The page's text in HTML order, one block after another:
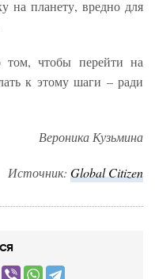
на планету, вредно для
том, чтобы перейти на
к этому шаги – ради
Вероника Кузьмина
Источник: GlobalCitizen